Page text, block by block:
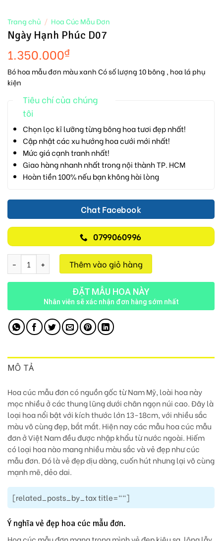
Trang chủ / Hoa Cúc Mẫu Đơn
Ngày Hạnh Phúc D07
1.350.000₫
Bó hoa mẫu đơn màu xanh Có số lượng 10 bông , hoa lá phụ
kiện
Tiêu chí của chúng
tôi
Chọn lọc kĩ lưỡng từng bông hoa tươi đẹp nhất!
Cập nhật các xu hướng hoa cưới mới nhất!
Mức giá cạnh tranh nhất!
Giao hàng nhanh nhất trong nội thành TP. HCM
Hoàn tiền 100% nếu bạn không hài lòng
Chat Facebook
0799060996
Ngày Hạnh Phúc D07 số lượngThêm vào giỏ hàng
ĐẶT MẪU HOA NÀY
Nhân viên sẽ xác nhận đơn hàng sớm nhất
MÔ TẢ
Hoa cúc mẫu đơn có nguồn gốc từ Nam Mỹ, loài hoa này
mọc nhiều ở các thung lũng dưới chân ngọn núi cao. Đây là
loại hoa nổi bật với kích thước lớn 13-18cm, với nhiều sắc
màu vô cùng đẹp, bắt mắt. Hiện nay các mẫu hoa cúc mẫu
đơn ở Việt Nam đều được nhập khẩu từ nước ngoài. Hiếm
có loại hoa nào mang nhiều màu sắc và vẻ đẹp như cúc
mẫu đơn. Đó là vẻ đẹp dịu dàng, cuốn hút nhưng lại vô cùng
mạnh mẽ, dẻo dai.
[related_posts_by_tax title=""]
Ý nghĩa vẻ đẹp hoa cúc mẫu đơn.